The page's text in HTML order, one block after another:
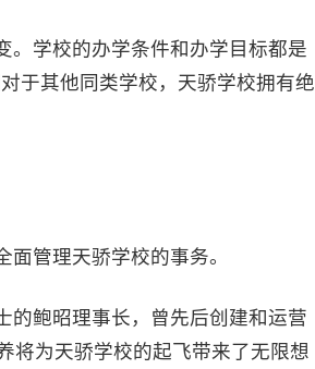
学校的办学条件和办学目标都是
于其他同类学校，天骄学校拥有绝
管理天骄学校的事务。
鲍昭理事长，曾先后创建和运营
将为天骄学校的起飞带来了无限想